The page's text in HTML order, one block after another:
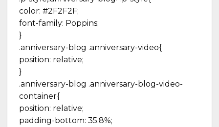
color: #2F2F2F;
font-family: Poppins;
}
.anniversary-blog .anniversary-video{
position: relative;
}
.anniversary-blog .anniversary-blog-video-
container{
position: relative;
padding-bottom: 35.8%;